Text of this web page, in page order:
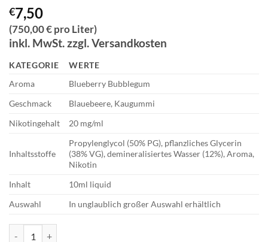
€7,50
(750,00 € pro Liter)
inkl. MwSt. zzgl. Versandkosten
KATEGORIE
WERTE
Aroma
Blueberry Bubblegum
Geschmack
Blauebeere, Kaugummi
Nikotingehalt
20 mg/ml
Inhaltsstoffe
Propylenglycol (50% PG), pflanzliches Glycerin
(38% VG), demineralisiertes Wasser (12%), Aroma,
Nikotin
Inhalt
10ml liquid
Auswahl
In unglaublich großer Auswahl erhältlich